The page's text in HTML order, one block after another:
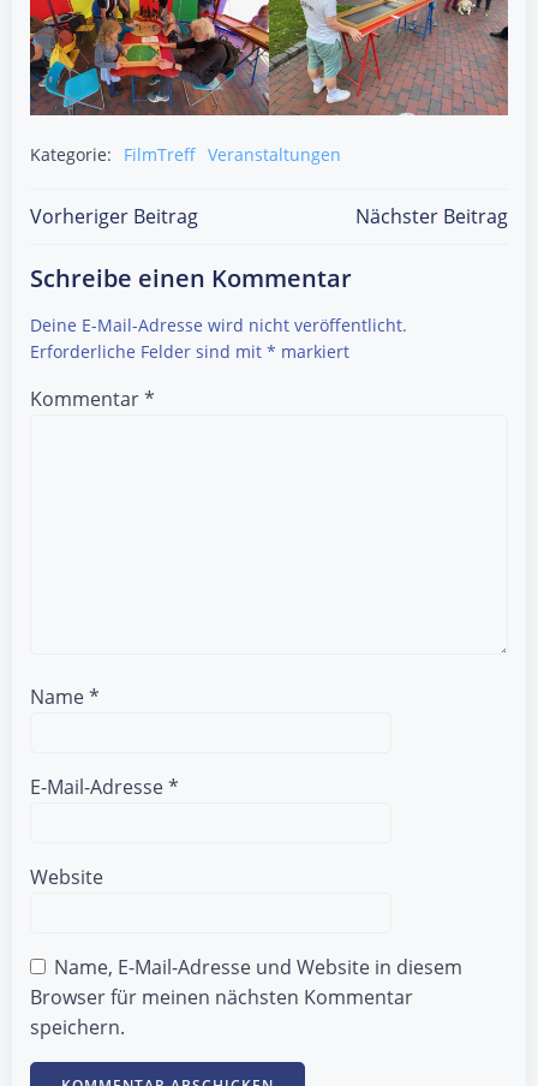
Kategorie: FilmTreff Veranstaltungen
Post
navigation
Vorheriger Beitrag
Post
navigation
Nächster Beitrag
Schreibe einen Kommentar
Deine E-Mail-Adresse wird nicht veröffentlicht.
Erforderliche Felder sind mit * markiert
Kommentar*
Name*
E-Mail-Adresse*
Website
Name, E-Mail-Adresse und Website in diesem
Browser für meinen nächsten Kommentar
speichern.